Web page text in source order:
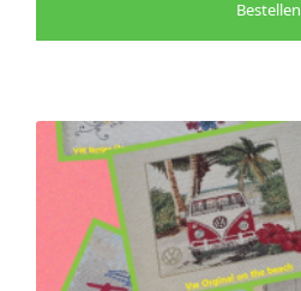
Bestellen
product
meerdere
variaties.
Deze